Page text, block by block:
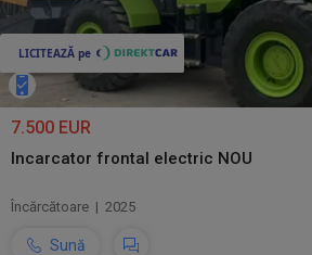
7.500 EUR
Incarcator frontal electric NOU
Încărcătoare | 2025
Sună